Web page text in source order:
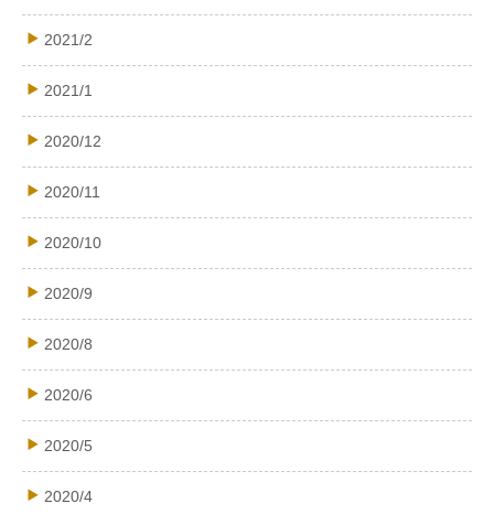
2021/2
2021/1
2020/12
2020/11
2020/10
2020/9
2020/8
2020/6
2020/5
2020/4